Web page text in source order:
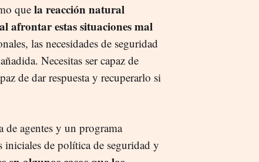
que la reacción natural
afrontar estas situaciones mal
las necesidades de seguridad
Necesitas ser capaz de
de dar respuesta y recuperarlo si
agentes y un programa
iniciales de política de seguridad y